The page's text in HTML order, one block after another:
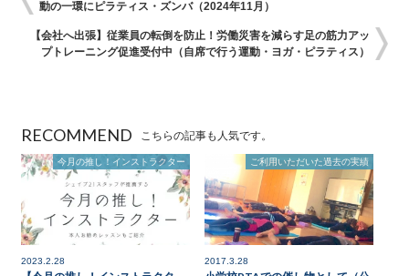
動の一環にピラティス・ズンバ（2024年11月）
【会社へ出張】従業員の転倒を防止！労働災害を減らす足の筋力アッ
プトレーニング促進受付中（自席で行う運動・ヨガ・ピラティス）
RECOMMEND こちらの記事も人気です。
今月の推し！インストラクター
2023.2.28
ご利用いただいた過去の実績
2017.3.28